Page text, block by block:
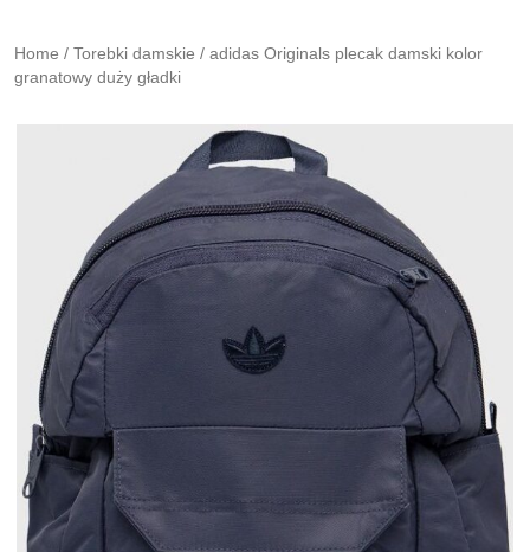
Home / Torebki damskie / adidas Originals plecak damski kolor
granatowy duży gładki